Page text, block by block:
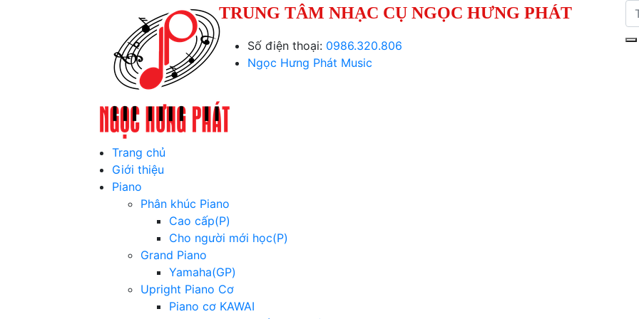
TRUNG TÂM NHẠC CỤ NGỌC HƯNG PHÁT
Số điện thoại: 0986.320.806
Ngọc Hưng Phát Music
Trang chủ
Giới thiệu
Piano
Phân khúc Piano
Cao cấp(P)
Cho người mới học(P)
Grand Piano
Yamaha(GP)
Upright Piano Cơ
Piano cơ KAWAI